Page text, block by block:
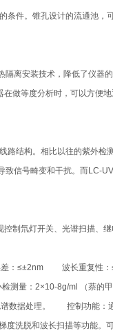
件。锥孔设计的流通池
离安装技术，降低了仪器
做等度分析时，可以方便
结构。相比以往的紫外
信号畸变和干扰。而LC-
制氘灯开关、光谱扫描、继
≤±2nm 波长重复性：
量：2×10-8g/ml （萘
据处理。 控制功能：
度洗脱和波长扫描等功